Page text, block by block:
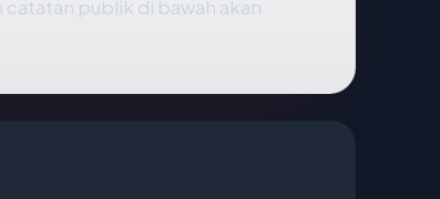
catatan publik di bawah akan